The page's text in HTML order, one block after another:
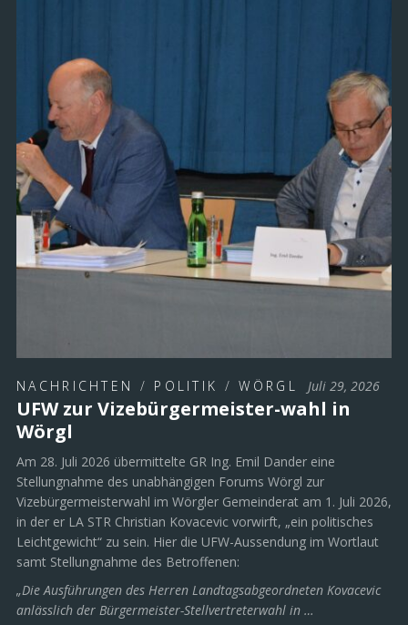
NACHRICHTEN / POLITIK /WÖRGL Juli 29, 2026
UFW zur Vizebürgermeister-wahl in
Wörgl
Am 28. Juli 2026 übermittelte GR Ing. Emil Dander eine
Stellungnahme des unabhängigen Forums Wörgl zur
Vizebürgermeisterwahl im Wörgler Gemeinderat am 1. Juli 2026,
in der er LA STR Christian Kovacevic vorwirft, „ein politisches
Leichtgewicht“ zu sein. Hier die UFW-Aussendung im Wortlaut
samt Stellungnahme des Betroffenen:
„Die Ausführungen des Herren Landtagsabgeordneten Kovacevic
anlässlich der Bürgermeister-Stellvertreterwahl in …